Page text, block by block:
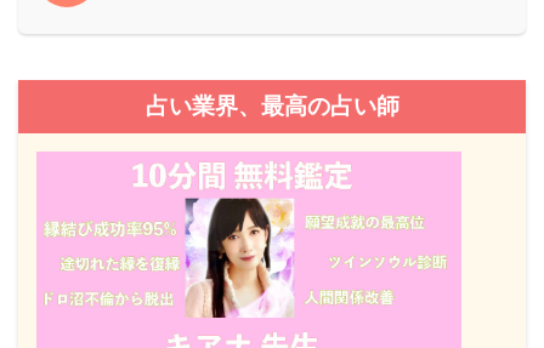
占い業界、最高の占い師